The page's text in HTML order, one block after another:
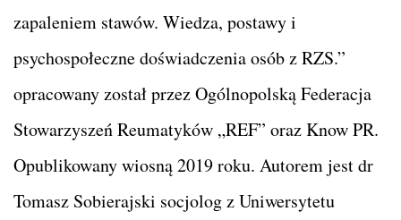
zapaleniem stawów. Wiedza, postawy i
psychospołeczne doświadczenia osób z RZS.”
opracowany został przez Ogólnopolską Federacja
Stowarzyszeń Reumatyków „REF” oraz Know PR.
Opublikowany wiosną 2019 roku. Autorem jest dr
Tomasz Sobierajski socjolog z Uniwersytetu